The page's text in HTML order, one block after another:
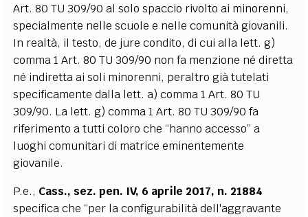
Art. 80 TU 309/90 al solo spaccio rivolto ai minorenni,
specialmente nelle scuole e nelle comunità giovanili.
In realtà, il testo, de jure condito, di cui alla lett. g)
comma 1 Art. 80 TU 309/90 non fa menzione né diretta
né indiretta ai soli minorenni, peraltro già tutelati
specificamente dalla lett. a) comma 1 Art. 80 TU
309/90. La lett. g) comma 1 Art. 80 TU 309/90 fa
riferimento a tutti coloro che “hanno accesso” a
luoghi comunitari di matrice eminentemente
giovanile.
P.e., Cass., sez. pen. IV, 6 aprile 2017, n. 21884
specifica che “per la configurabilità dell'aggravante